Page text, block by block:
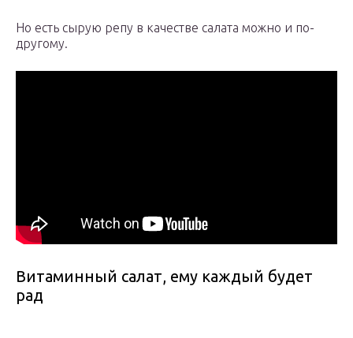
Но есть сырую репу в качестве салата можно и по-
другому.
Витаминный салат, ему каждый будет
рад